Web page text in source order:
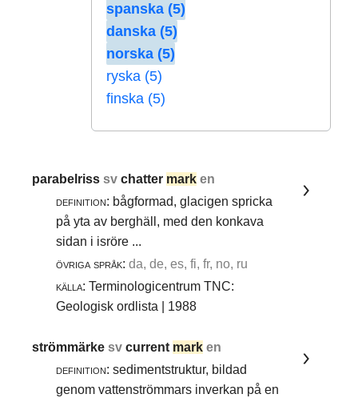
spanska (5)
danska (5)
norska (5)
ryska (5)
finska (5)
parabelrisssvchatter mark en
definition: bågformad, glacigen spricka
på yta av berghäll, med den konkava
sidan i isröre ...
övriga språk: da, de, es, fi, fr, no, ru
källa: Terminologicentrum TNC:
Geologisk ordlista | 1988
strömmärkesvcurrent mark en
definition: sedimentstruktur, bildad
genom vattenströmmars inverkan på en